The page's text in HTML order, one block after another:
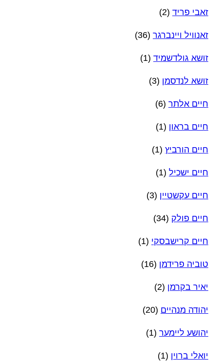
זאבי פריד (2)
זאנוויל ויינברגר (36)
זושא גולדשמיד (1)
זושא לנדסמן (3)
חיים אלתר (6)
חיים בראון (1)
חיים הורביץ (1)
חיים ישכיל (1)
חיים עקשטיין (3)
חיים פולק (34)
חיים קרישבסקי (1)
טוביה פרידמן (16)
יאיר בקרמן (2)
יהודה מנהיים (20)
יהושע ליימער (1)
יואלי ברוין (1)